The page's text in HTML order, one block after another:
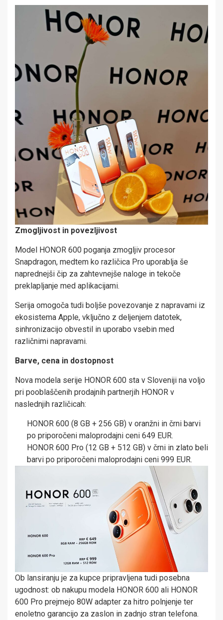
Zmogljivost in povezljivost
Model HONOR 600 poganja zmogljiv procesor
Snapdragon, medtem ko različica Pro uporablja še
naprednejši čip za zahtevnejše naloge in tekoče
preklapljanje med aplikacijami.
Serija omogoča tudi boljše povezovanje z napravami iz
ekosistema Apple, vključno z deljenjem datotek,
sinhronizacijo obvestil in uporabo vsebin med
različnimi napravami.
Barve, cena in dostopnost
Nova modela serije HONOR 600 sta v Sloveniji na voljo
pri pooblaščenih prodajnih partnerjih HONOR v
naslednjih različicah:
HONOR 600 (8 GB + 256 GB) v oranžni in črni barvi
po priporočeni maloprodajni ceni 649 EUR.
HONOR 600 Pro (12 GB + 512 GB) v črni in zlato beli
barvi po priporočeni maloprodajni ceni 999 EUR.
Ob lansiranju je za kupce pripravljena tudi posebna
ugodnost: ob nakupu modela HONOR 600 ali HONOR
600 Pro prejmejo 80W adapter za hitro polnjenje ter
enoletno garancijo za zaslon in zadnjo stran telefona.